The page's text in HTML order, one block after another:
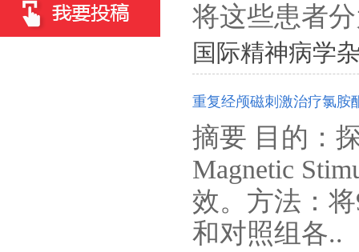
将这些患者
国际精神病学
重复经颅磁刺激治疗氯胺
摘要 目的：
Magnetic
效。方法：
和对照组各..